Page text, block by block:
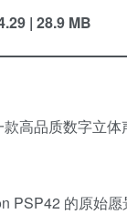
| 28.9 MB
高品质数字立
PSP42 的原始